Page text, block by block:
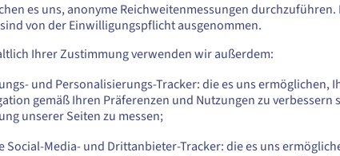
mit einem DDoS geschützten VPS , bietet Ihnen
Dienste.
Sie können sich über SSH verbinden, Einstellungen
VPS hält Ihren Code, Ihre Flows und Ihre Daten unter
direkt nach dem Kauf durch die Sicherheitsfunktionen
Sie aus Vereinigte Staaten bestellen möchten, müssen Sie sich auf
Website umsehen und dort einen Account erstellen.
zur [Website] Webseite
us.ovhcloud.com/
Englisch USD - $
es uns, anonyme Reichweitenmessungen durchzuführen.
von der Einwilligungspflicht ausgenommen.
Ihrer Zustimmung verwenden wir außerdem:
und Personalisierungs-Tracker: die es uns ermöglichen,
gemäß Ihren Präferenzen und Nutzungen zu verbessern
unserer Seiten zu messen;
Social-Media- und Drittanbieter-Tracker: die es uns